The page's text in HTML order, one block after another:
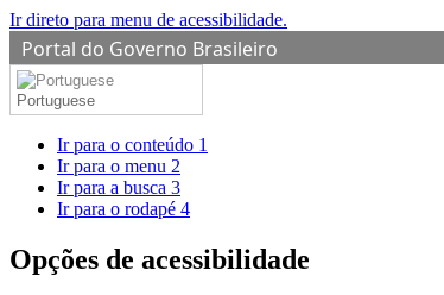
Ir direto para menu de acessibilidade.
Portal do Governo Brasileiro
Portuguese
Ir para o conteúdo 1
Ir para o menu 2
Ir para a busca 3
Ir para o rodapé 4
Opções de acessibilidade